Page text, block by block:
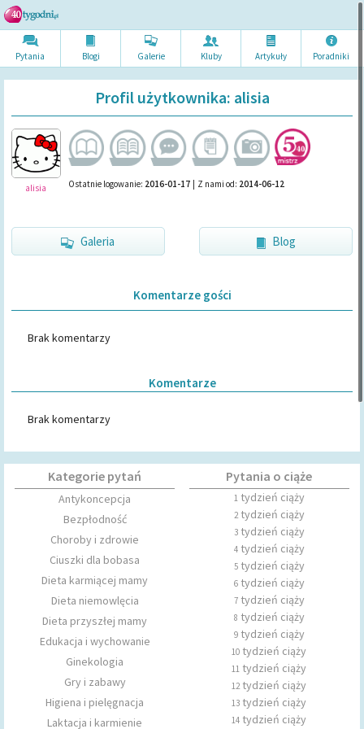
Pytania Blogi Galerie Kluby Artykuły Poradniki
Profil użytkownika: alisia
alisia Ostatnie logowanie: 2016-01-17 | Z nami od: 2014-06-12
Galeria Blog
Komentarze gości
Brak komentarzy
Komentarze
Brak komentarzy
Kategorie pytań
Antykoncepcja
Bezpłodność
Choroby i zdrowie
Ciuszki dla bobasa
Dieta karmiącej mamy
Dieta niemowlęcia
Dieta przyszłej mamy
Edukacja i wychowanie
Ginekologia
Gry i zabawy
Higiena i pielęgnacja
Laktacja i karmienie
Pytania o ciąże
1tydzień ciąży
2tydzień ciąży
3tydzień ciąży
4tydzień ciąży
5tydzień ciąży
6tydzień ciąży
7tydzień ciąży
8 tydzień ciąży
9tydzień ciąży
10 tydzień ciąży
11 tydzień ciąży
12tydzień ciąży
13 tydzień ciąży
14 tydzień ciąży